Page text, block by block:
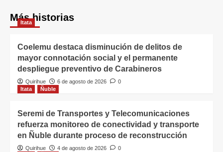
Más historias
Itata
Coelemu destaca disminución de delitos de
mayor connotación social y el permanente
despliegue preventivo de Carabineros
Quirihue 6 de agosto de 2026
0
Itata
Ñuble
Seremi de Transportes y Telecomunicaciones
refuerza monitoreo de conectividad y transporte
en Ñuble durante proceso de reconstrucción
Quirihue 4 de agosto de 2026
0